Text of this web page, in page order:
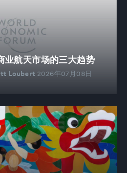
业航天市场的三大趋势
Loubert 2026年07月08日